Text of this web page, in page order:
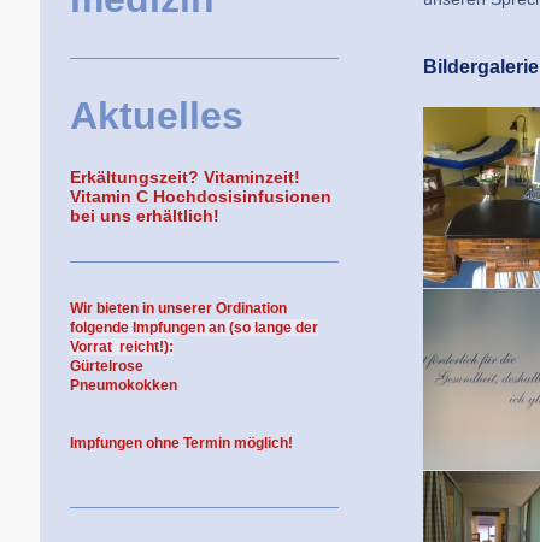
Aktuelles
Erkältungszeit? Vitaminzeit!
Vitamin C Hochdosisinfusionen
bei uns erhältlich!
Wir bieten in unserer Ordination
folgende Impfungen an (so lange der
Vorrat reicht!):
Gürtelrose
Pneumokokken
Impfungen ohne Termin möglich!